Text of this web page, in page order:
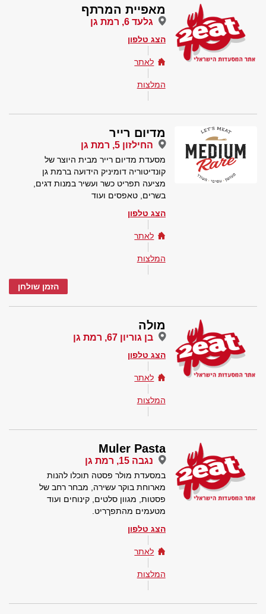
מאפיית המרתף
גלעד 6, רמת גן
הצג טלפון
לאתר
המלצות
מדיום רייר
החילזון 5, רמת גן
מסעדת מדיום רייר מבית היוצר של
קונדיטוריה דומיניק הידועה ברמת גן
מציעה תפריט כשר ועשיר במנות דגים,
בשרים, טאפסים ועוד
הצג טלפון
לאתר
המלצות
הזמן שולחן
מולה
בן גוריון 67, רמת גן
הצג טלפון
לאתר
המלצות
Muler Pasta
נגבה 15, רמת גן
במסעדת מולר פסטה תוכלו להנות
מארוחת בוקר עשירה, מבחר רחב של
פסטות, מגוון סלטים, קינוחים ועוד
מטעמים מהתפךריט.
הצג טלפון
לאתר
המלצות